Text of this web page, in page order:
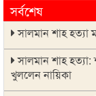
সর্বশেষ
সালমান শাহ হত্যা
সালমান শাহ হত্যা:
খুললেন নায়িকা